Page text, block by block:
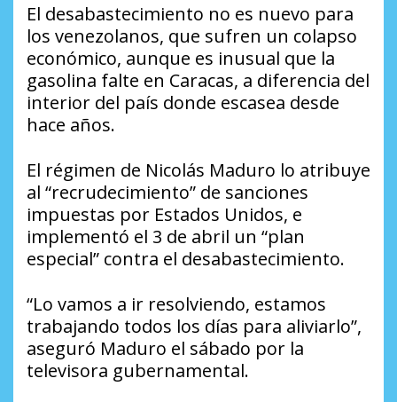
El desabastecimiento no es nuevo para
los venezolanos, que sufren un colapso
económico, aunque es inusual que la
gasolina falte en Caracas, a diferencia del
interior del país donde escasea desde
hace años.
El régimen de Nicolás Maduro lo atribuye
al “recrudecimiento” de sanciones
impuestas por Estados Unidos, e
implementó el 3 de abril un “plan
especial” contra el desabastecimiento.
“Lo vamos a ir resolviendo, estamos
trabajando todos los días para aliviarlo”,
aseguró Maduro el sábado por la
televisora gubernamental.